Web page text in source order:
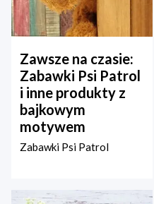
Zawsze na czasie:
Zabawki Psi Patrol
i inne produkty z
bajkowym
motywem
Zabawki Psi Patrol